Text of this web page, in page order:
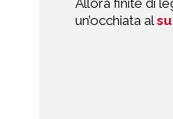
un’occhiata al